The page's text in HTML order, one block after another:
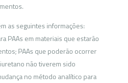
as seguintes informações:
PAAs em materiais que estarão
PAAs que poderão ocorrer
não tiverem sido
no método analítico para